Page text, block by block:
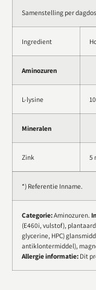
Samenstelling per
Ingredient
Aminozuren
L-lysine
Mineralen
Zink 5
*) Referentie Inname.
Categorie:Aminozuren.
(E460i, vulstof),
glycerine, HPC)
antiklontermiddel),
Allergie informatie: Dit